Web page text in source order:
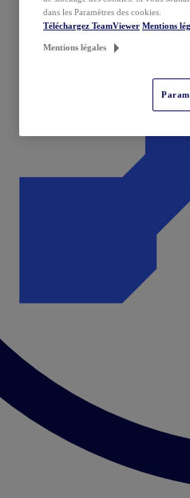
dans les Paramètres des cookies.
Téléchargez TeamViewer Mentions
Mentions légales